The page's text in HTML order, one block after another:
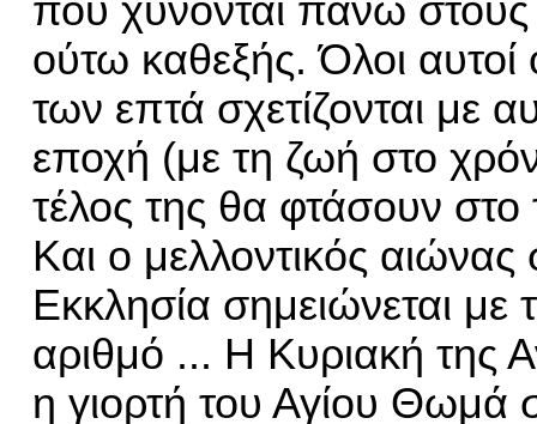
που χύνονται πάνω στους
ούτω καθεξής. Όλοι αυτοί
των επτά σχετίζονται με
εποχή (με τη ζωή στο
τέλος της θα φτάσουν στο
Και ο μελλοντικός αιώνας
Εκκλησία σημειώνεται με
αριθμό ... Η Κυριακή της
η γιορτή του Αγίου Θωμά